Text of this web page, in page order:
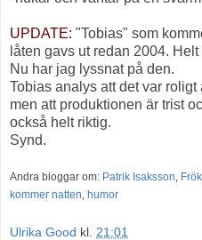
UPDATE: "Tobias" som
låten gavs ut redan 2004. Helt
Nu har jag lyssnat på den.
Tobias analys att det var
men att produktionen är trist
också helt riktig.
Synd.
Andra bloggar om: Patrik Isaksson,
kommer natten, humor
Ulrika Good kl. 21:01